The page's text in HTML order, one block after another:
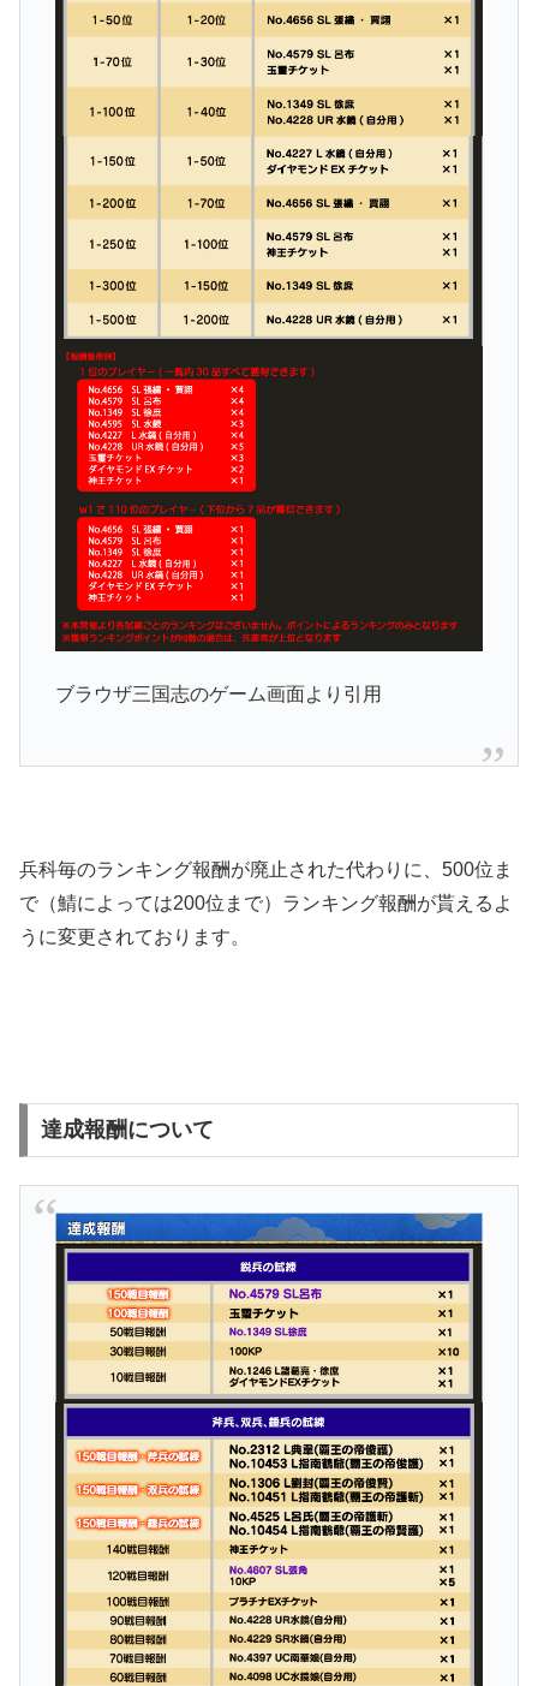
ブラウザ三国志のゲーム画面より引用
兵科毎のランキング報酬が廃止された代わりに、500位ま
で（鯖によっては200位まで）ランキング報酬が貰えるよ
うに変更されております。
達成報酬について